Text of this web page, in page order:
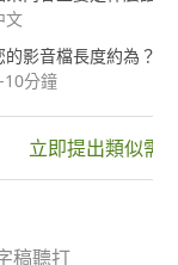
文
的影音檔長度約為？
10分鐘
立即提出類似需
稿聽打